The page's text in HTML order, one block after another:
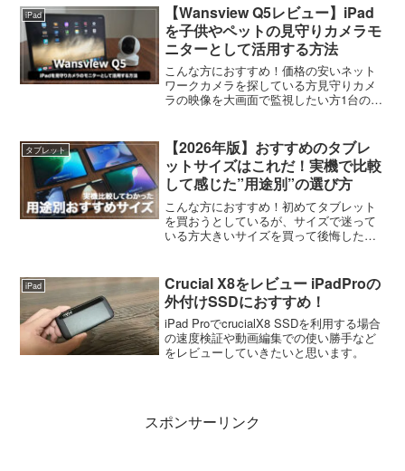
iPad
【Wansview Q5レビュー】iPad
を子供やペットの見守りカメラモ
ニターとして活用する方法
こんな方におすすめ！価格の安いネット
ワークカメラを探している方見守りカメ
ラの映像を大画面で監視したい方1台のカ
iOS・Android問わず使える見守りカメラ
が欲しい方コ...
タブレット
【2026年版】おすすめのタブレ
ットサイズはこれだ！実機で比較
して感じた”用途別”の選び方
こんな方におすすめ！初めてタブレット
を買おうとしているが、サイズで迷って
いる方大きいサイズを買って後悔したく
ットのサイズって種類多すぎ…結局どれ
買えばいいの？ぺー何を...
iPad
Crucial X8をレビュー iPadProの
外付けSSDにおすすめ！
iPad ProでcrucialX8 SSDを利用する場合
の速度検証や動画編集での使い勝手など
をレビューしていきたいと思います。
スポンサーリンク